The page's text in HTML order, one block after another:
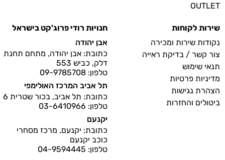
OUTLET
שירות לקוחות
נקודות שירות ומכירה
צור קשר / בדיקת ראייה
תנאי שימוש
מדיניות פרטיות
הצהרת נגישות
ביטולים והחזרות
חנויות רודי פרוג'קט בישראל
אבן יהודה
כתובת: אבן יהודה, מתחם תחנת
דלק, כביש 553
טלפון: 09-9785708
תל אביב המרכז האולימפי
כתובת: תל אביב, בכור שטרית 6
טלפון: 03-6410966
יקנעם
כתובת: יקנעם, מרכז מסחרי
כוכב יקנעם
טלפון: 04-9594445